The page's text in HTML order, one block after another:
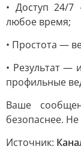
• Доступ 24/
любое время;
• Простота —
• Результат —
профильные
Ваше
безопаснее.
Источник: